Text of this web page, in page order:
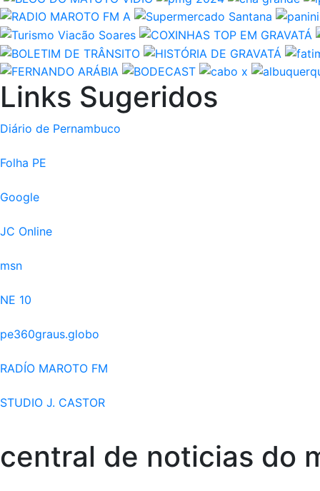
Links Sugeridos
Diário de Pernambuco
Folha PE
Google
JC Online
msn
NE 10
pe360graus.globo
RADÍO MAROTO FM
STUDIO J. CASTOR
central de noticias do